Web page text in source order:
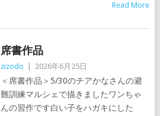
Read More
席書作品
zizodo 2026年6月25日
＜席書作品＞5/30のチアかなさんの避
難訓練マルシェで描きましたワンちゃ
んの習作です白い子をハガキにした